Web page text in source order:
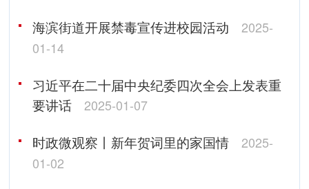
海滨街道开展禁毒宣传进校园活动
2025-
01-14
习近平在二十届中央纪委四次全会上发表重
要讲话
2025-01-07
时政微观察丨新年贺词里的家国情
2025-
01-02